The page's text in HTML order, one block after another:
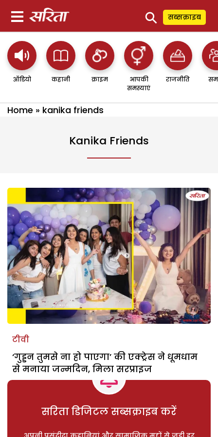
⚲ सब्सक्राइब
ऑडियो कहानी क्राइम
आपकी
समस्याएं
राजनीति
Home » kanika friends
Kanika Friends
टीवी
‘गुड्डन तुमसे ना हो पाएगा’ की एक्ट्रेस ने धूमधाम
से मनाया जन्मदिन, मिला सरप्राइज
सरिता डिजिटल सब्सक्राइब करें